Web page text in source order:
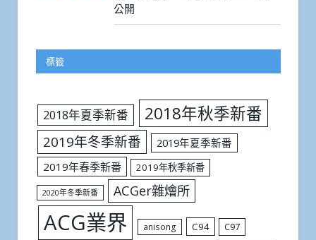
公開
標籤
2018年夏季新番 2018年秋季新番
2019年冬季新番
2019年夏季新番
2019年春季新番
2019年秋季新番
2020年冬季新番 ACGer雜燴所
ACG業界 anisong C94 C97